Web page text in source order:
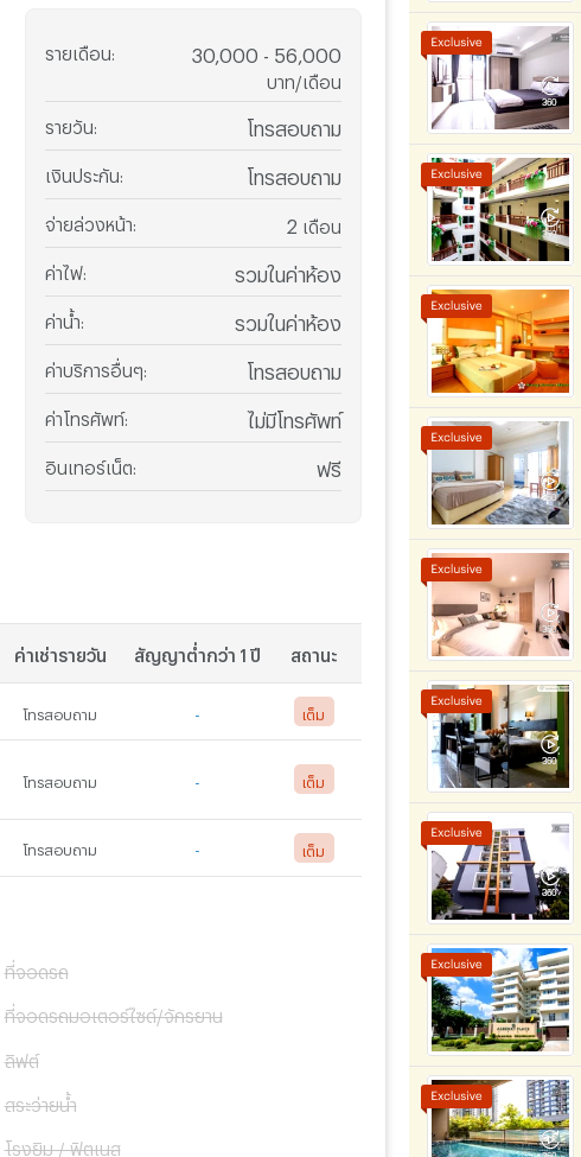
รายเดือน 30,000 - 56,000
บาท/เดือน
รายวัน โทรสอบถาม
เงินประกัน โทรสอบถาม
จ่ายล่วงหน้า 2 เดือน
ค่าไฟ: รวมในค่าห้อง
ค่าน้ำ รวมในค่าห้อง
ค่าบริการอื่นๆ โทรสอบถาม
ค่าโทรศัพท์: ไม่มีโทรศัพท์
อินเทอร์เน็ต ฟรี
ค่าเช่ารายวัน สัญญาต่ำกว่า 1 ปี สถานะ
โทรสอบถาม เต็ม
โทรสอบถาม เต็ม
โทรสอบถาม เต็ม
ที่จอดรถ
ที่จอดรถมอเตอร์ไซด์/จักรยาน
ลิฟต์
สระว่ายน้ำ
โรงยิม / ฟิตเนส